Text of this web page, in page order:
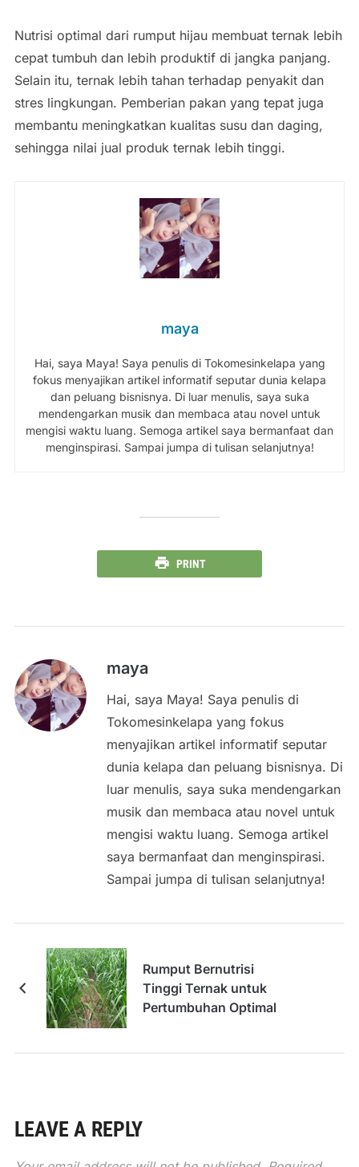
Nutrisi optimal dari rumput hijau membuat ternak lebih
cepat tumbuh dan lebih produktif di jangka panjang.
Selain itu, ternak lebih tahan terhadap penyakit dan
stres lingkungan. Pemberian pakan yang tepat juga
membantu meningkatkan kualitas susu dan daging,
sehingga nilai jual produk ternak lebih tinggi.
maya
Hai, saya Maya! Saya penulis di Tokomesinkelapa yang
fokus menyajikan artikel informatif seputar dunia kelapa
dan peluang bisnisnya. Di luar menulis, saya suka
mendengarkan musik dan membaca atau novel untuk
mengisi waktu luang. Semoga artikel saya bermanfaat dan
menginspirasi. Sampai jumpa di tulisan selanjutnya!
PRINT
maya
Hai, saya Maya! Saya penulis di
Tokomesinkelapa yang fokus
menyajikan artikel informatif seputar
dunia kelapa dan peluang bisnisnya. Di
luar menulis, saya suka mendengarkan
musik dan membaca atau novel untuk
mengisi waktu luang. Semoga artikel
saya bermanfaat dan menginspirasi.
Sampai jumpa di tulisan selanjutnya!
Rumput Bernutrisi
Tinggi Ternak untuk
Pertumbuhan Optimal
LEAVE A REPLY